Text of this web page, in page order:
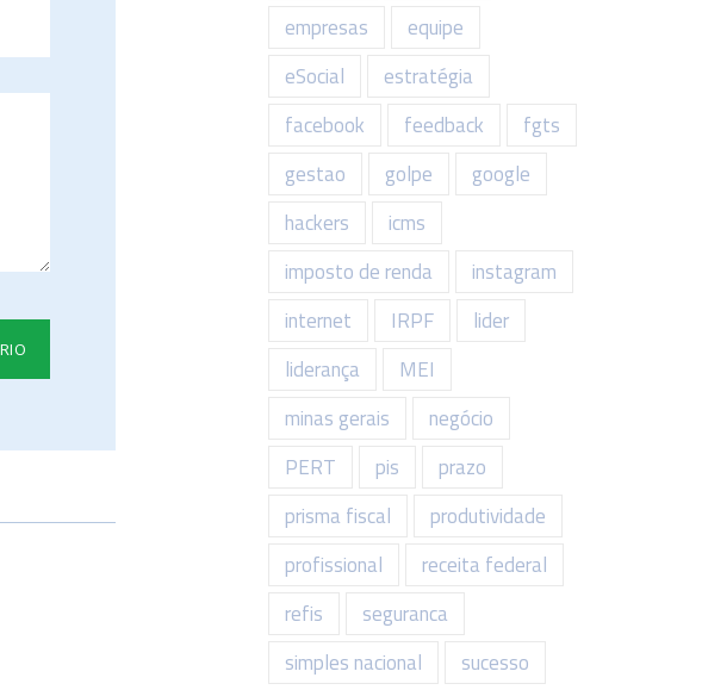
empresas
equipe
eSocial
estratégia
facebook
feedback
fgts
gestao
golpe
google
hackers
icms
imposto de renda
instagram
internet
IRPF
lider
liderança
MEI
minas gerais
negócio
PERT
pis
prazo
prisma fiscal
produtividade
profissional
receita federal
refis
seguranca
simples nacional
sucesso